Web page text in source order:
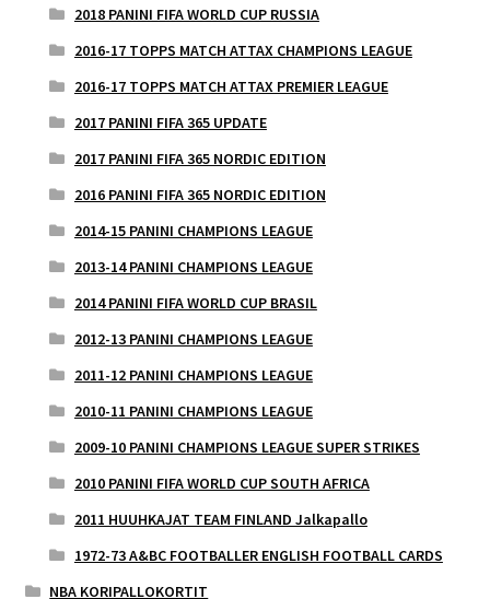
2018 PANINI FIFA WORLD CUP RUSSIA
2016-17 TOPPS MATCH ATTAX CHAMPIONS LEAGUE
2016-17 TOPPS MATCH ATTAX PREMIER LEAGUE
2017 PANINI FIFA 365 UPDATE
2017 PANINI FIFA 365 NORDIC EDITION
2016 PANINI FIFA 365 NORDIC EDITION
2014-15 PANINI CHAMPIONS LEAGUE
2013-14 PANINI CHAMPIONS LEAGUE
2014 PANINI FIFA WORLD CUP BRASIL
2012-13 PANINI CHAMPIONS LEAGUE
2011-12 PANINI CHAMPIONS LEAGUE
2010-11 PANINI CHAMPIONS LEAGUE
2009-10 PANINI CHAMPIONS LEAGUE SUPER STRIKES
2010 PANINI FIFA WORLD CUP SOUTH AFRICA
2011 HUUHKAJAT TEAM FINLAND Jalkapallo
1972-73 A&BC FOOTBALLER ENGLISH FOOTBALL CARDS
NBA KORIPALLOKORTIT